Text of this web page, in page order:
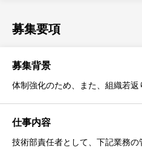
募集要項
募集背景
体制強化のため、また、組織若返
仕事内容
技術部責任者として、下記業務の